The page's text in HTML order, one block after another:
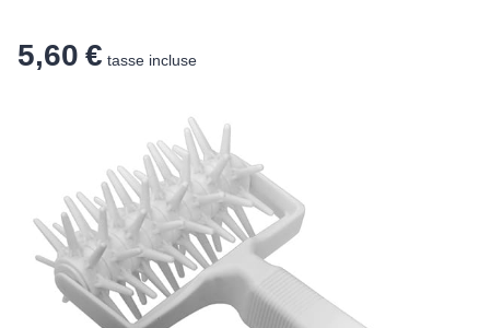
5,60 € tasse incluse